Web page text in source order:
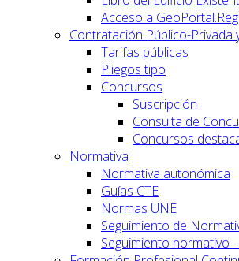
Acceso a
Contratación Público-Privada
Tarifas públicas
Pliegos tipo
Concursos
Suscripción
Consulta de
Concursos
Normativa
Normativa autonómica
Guías CTE
Normas UNE
Seguimiento de
Seguimiento normativo